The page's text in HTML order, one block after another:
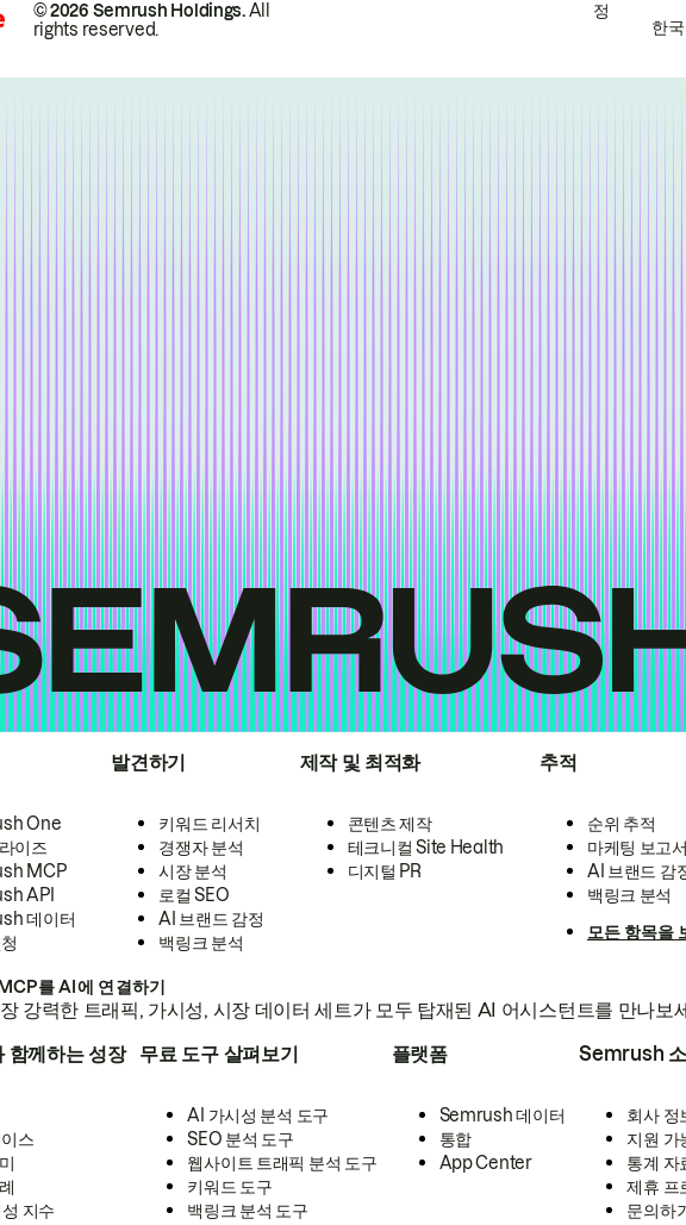
One
이즈
MCP
API
데이터
발견하기
키워드 리서치
경쟁자 분석
시장 분석
로컬 SEO
AI 브랜드 감정
백링크 분석
제작 및 최적화
콘텐츠 제작
테크니컬 Site Health
디지털 PR
추적
순위 추적
마케팅 보고
AI 브랜드 감
백링크 분석
모든 항목을
를 AI에 연결하기
강력한 트래픽, 가시성, 시장 데이터 세트가 모두 탑재된 AI 어시스턴트를 만나보
께하는 성장
스
지수
무료 도구 살펴보기
AI 가시성 분석 도구
SEO 분석 도구
웹사이트 트래픽 분석 도구
키워드 도구
백링크 분석 도구
플랫폼
Semrush 데이터
통합
App Center
Semrush
회사 정
지원 가
통계 자
제휴 프
문의하
© 2026 Semrush Holdings.All
rights reserved.
정
한